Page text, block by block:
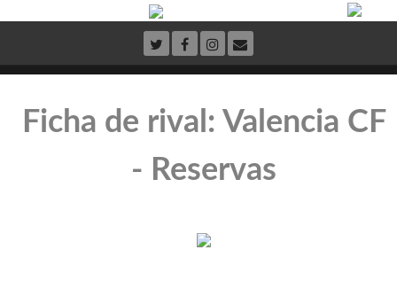
Ficha de rival: Valencia CF
- Reservas